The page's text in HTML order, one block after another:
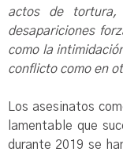
actos de tortura,
desapariciones
como la
conflicto como en
Los asesinatos
lamentable que
durante 2019 se